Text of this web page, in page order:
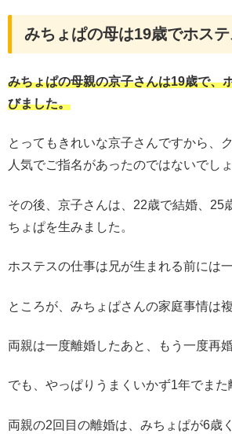
みちょぱの母は19歳でホステ
みちょぱの母親の京子さんは19歳で、
びました。
とってもきれいな京子さんですから、
人気でご指名があったのではないでしょ
その後、京子さんは、22歳で結婚、25
ちょぱを生みました。
ホステスの仕事は兄が生まれる前には
ところが、みちょぱさんの家庭事情は
両親は一度離婚したあと、もう一度再婚
でも、やっぱりうまくいかず1年でまた
両親の2回目の離婚は、みちょぱが6歳